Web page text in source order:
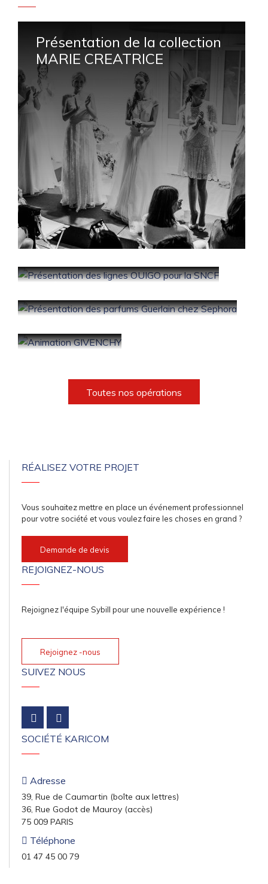
Présentation de la collection
MARIE CREATRICE
OUIGO pour la SNCF
Guerlain chez Sephora
Toutes nos opérations
RÉALISEZ VOTRE PROJET
Vous souhaitez mettre en place un événement professionnel
pour votre société et vous voulez faire les choses en grand ?
Demande de devis
REJOIGNEZ-NOUS
Rejoignez l'équipe Sybill pour une nouvelle expérience !
Rejoignez -nous
SUIVEZ NOUS
SOCIÉTÉ KARICOM
Adresse
39, Rue de Caumartin (boîte aux lettres)
36, Rue Godot de Mauroy (accès)
75 009 PARIS
Téléphone
01 47 45 00 79